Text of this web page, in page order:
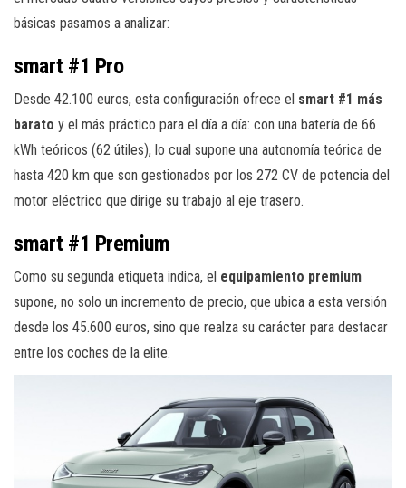
básicas pasamos a analizar:
smart #1 Pro
Desde 42.100 euros, esta configuración ofrece el smart #1 más
barato y el más práctico para el día a día: con una batería de 66
kWh teóricos (62 útiles), lo cual supone una autonomía teórica de
hasta 420 km que son gestionados por los 272 CV de potencia del
motor eléctrico que dirige su trabajo al eje trasero.
smart #1 Premium
Como su segunda etiqueta indica, el equipamiento premium
supone, no solo un incremento de precio, que ubica a esta versión
desde los 45.600 euros, sino que realza su carácter para destacar
entre los coches de la elite.